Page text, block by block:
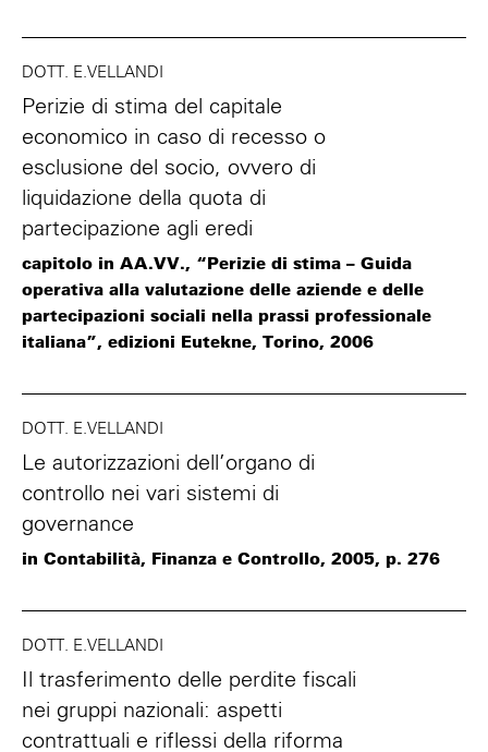
DOTT. E.VELLANDI
Perizie di stima del capitale
economico in caso di recesso o
esclusione del socio, ovvero di
liquidazione della quota di
partecipazione agli eredi
capitolo in AA.VV., “Perizie di stima – Guida
operativa alla valutazione delle aziende e delle
partecipazioni sociali nella prassi professionale
italiana”, edizioni Eutekne, Torino, 2006
DOTT. E.VELLANDI
Le autorizzazioni dell’organo di
controllo nei vari sistemi di
governance
in Contabilità, Finanza e Controllo, 2005, p. 276
DOTT. E.VELLANDI
Il trasferimento delle perdite fiscali
nei gruppi nazionali: aspetti
contrattuali e riflessi della riforma